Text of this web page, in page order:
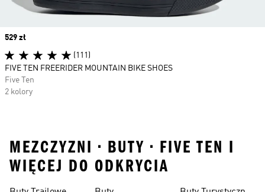
Price
529 zł
(111)
FIVE TEN FREERIDER MOUNTAIN BIKE SHOES
Five Ten
2 kolory
MEZCZYZNI • BUTY • FIVE TEN I
WIĘCEJ DO ODKRYCIA